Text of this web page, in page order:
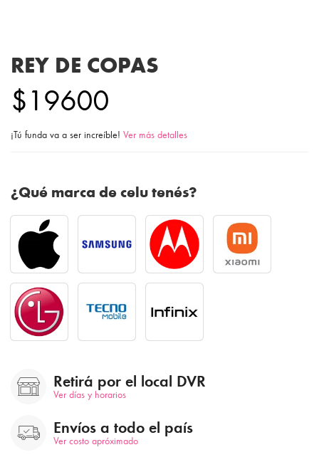
REY DE COPAS
$19600
¡Tú funda va a ser increíble! Ver más detalles
¿Qué marca de celu tenés?
Retirá por el local DVR
Ver días y horarios
Envíos a todo el país
Ver costo apróximado